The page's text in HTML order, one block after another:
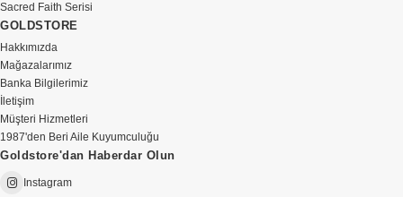
Sacred Faith Serisi
GOLDSTORE
Hakkımızda
Mağazalarımız
Banka Bilgilerimiz
İletişim
Müşteri Hizmetleri
1987'den Beri Aile Kuyumculuğu
Goldstore'dan Haberdar Olun
Instagram